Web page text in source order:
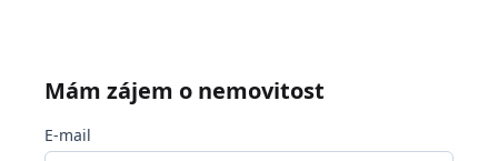
Mám zájem o nemovitost
E-mail